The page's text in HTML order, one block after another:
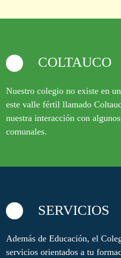
COLTAUCO
Nuestro colegio no existe en
este valle fértil llamado
nuestra interacción con
comunales.
SERVICIOS
Además de Educación, el
servicios orientados a tu